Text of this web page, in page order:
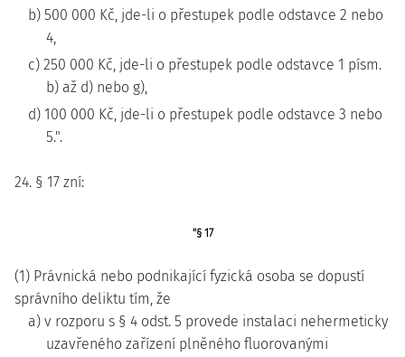
b) 500 000 Kč, jde-li o přestupek podle odstavce 2 nebo
4,
c) 250 000 Kč, jde-li o přestupek podle odstavce 1 písm.
b) až d) nebo g),
d) 100 000 Kč, jde-li o přestupek podle odstavce 3 nebo
5.".
24. § 17 zní:
"§ 17
(1) Právnická nebo podnikající fyzická osoba se dopustí
správního deliktu tím, že
a) v rozporu s § 4 odst. 5 provede instalaci nehermeticky
uzavřeného zařízení plněného fluorovanými